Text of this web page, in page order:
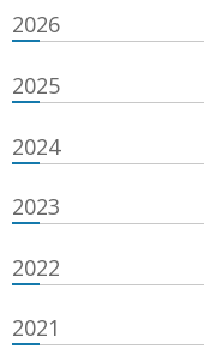
2026
2025
2024
2023
2022
2021